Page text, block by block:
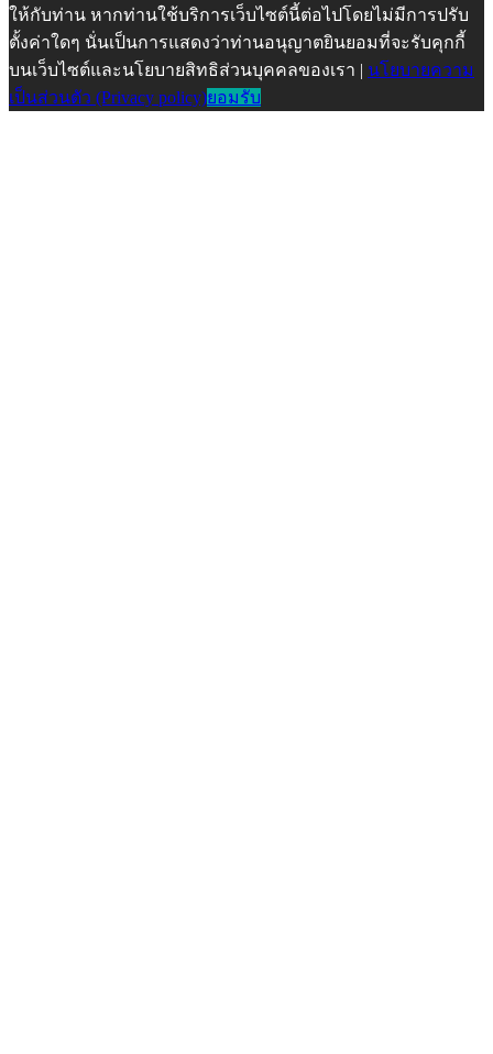
ให้กับท่าน หากท่านใช้บริการเว็บไซต์นี้ต่อไปโดยไม่มีการปรับ
ตั้งค่าใดๆ นั่นเป็นการแสดงว่าท่านอนุญาตยินยอมที่จะรับคุกกี้
บนเว็บไซต์และนโยบายสิทธิส่วนบุคคลของเรา | นโยบายความ
เป็นส่วนตัว (Privacy policy)ยอมรับ